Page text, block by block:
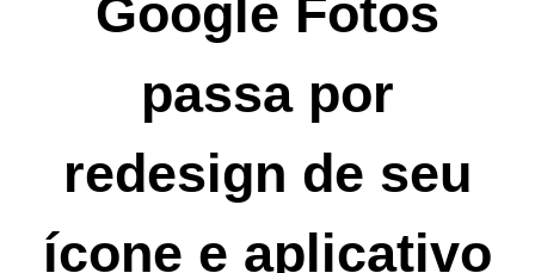
Google Fotos
passa por
redesign de seu
ícone e aplicativo